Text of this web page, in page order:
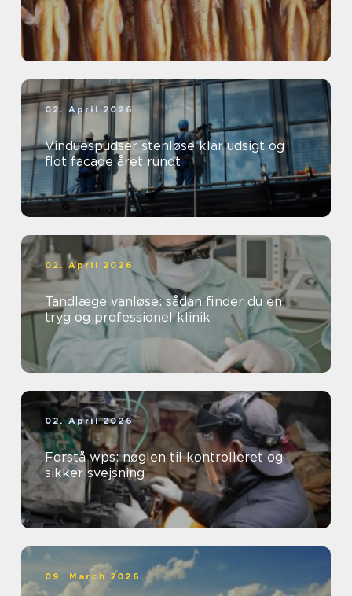
02. April 2026
Vinduespudser stenløse klar udsigt og
flot facade året rundt
02. April 2026
Tandlæge vanløse: sådan finder du en
tryg og professionel klinik
02. April 2026
Forstå wps: nøglen til kontrolleret og
sikker svejsning
09. March 2026